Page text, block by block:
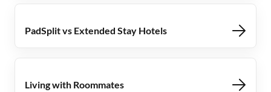
PadSplit vs Extended Stay Hotels
Living with Roommates